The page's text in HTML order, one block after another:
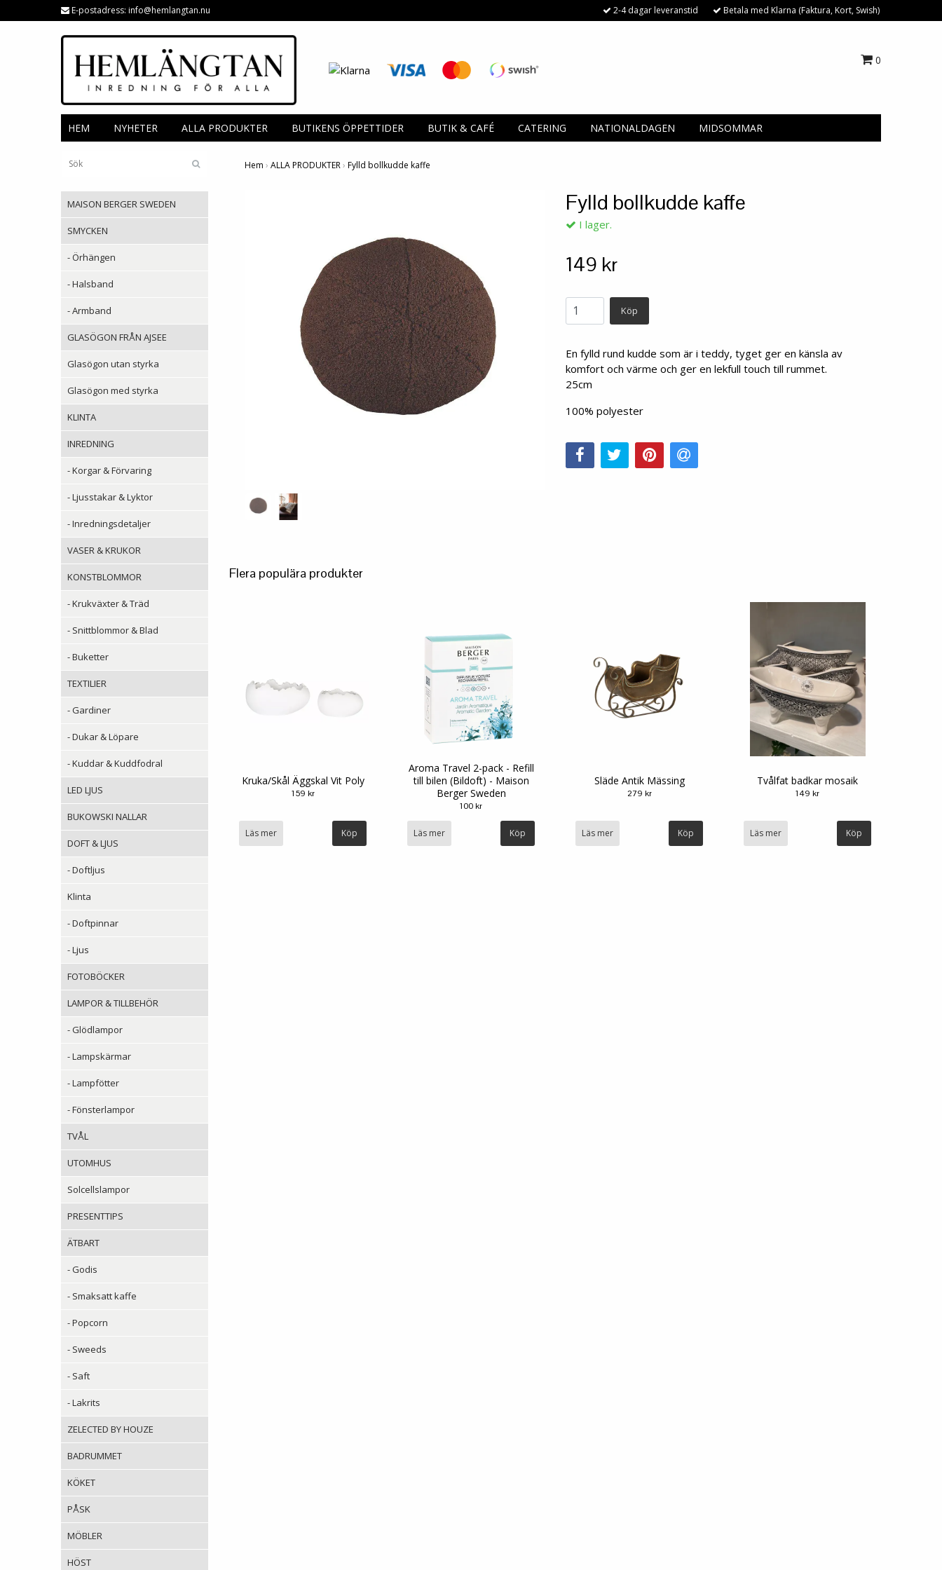
E-postadress: info@hemlangtan.nu 2-4 dagar leveranstid Betala med Klarna (Faktura, Kort, Swish)
0
HEM NYHETER ALLA PRODUKTER BUTIKENS ÖPPETTIDER BUTIK & CAFÉ CATERING NATIONALDAGEN MIDSOMMAR
MAISON BERGER SWEDEN
SMYCKEN
- Örhängen
- Halsband
- Armband
GLASÖGON FRÅN AJSEE
Glasögon utan styrka
Glasögon med styrka
KLINTA
INREDNING
- Korgar & Förvaring
- Ljusstakar & Lyktor
- Inredningsdetaljer
VASER & KRUKOR
KONSTBLOMMOR
- Krukväxter & Träd
- Snittblommor & Blad
- Buketter
TEXTILIER
- Gardiner
- Dukar & Löpare
- Kuddar & Kuddfodral
LED LJUS
BUKOWSKI NALLAR
DOFT & LJUS
- Doftljus
Klinta
- Doftpinnar
- Ljus
FOTOBÖCKER
LAMPOR & TILLBEHÖR
- Glödlampor
- Lampskärmar
- Lampfötter
- Fönsterlampor
TVÅL
UTOMHUS
Solcellslampor
PRESENTTIPS
ÄTBART
- Godis
- Smaksatt kaffe
- Popcorn
- Sweeds
- Saft
- Lakrits
ZELECTED BY HOUZE
BADRUMMET
KÖKET
PÅSK
MÖBLER
HÖST
Hem › ALLA PRODUKTER› Fylld bollkudde kaffe
Fylld bollkudde kaffe
I lager.
149 kr
Köp
En fylld rund kudde som är i teddy, tyget ger en känsla av
komfort och värme och ger en lekfull touch till rummet.
25cm
100% polyester
Flera populära produkter
Kruka/Skål Äggskal Vit Poly
159 kr
Läs mer Köp
Aroma Travel 2-pack - Refill
till bilen (Bildoft) - Maison
Berger Sweden
100 kr
Läs mer
Släde Antik Mässing
279 kr
Läs mer
Tvålfat badkar mosaik
149 kr
Läs mer